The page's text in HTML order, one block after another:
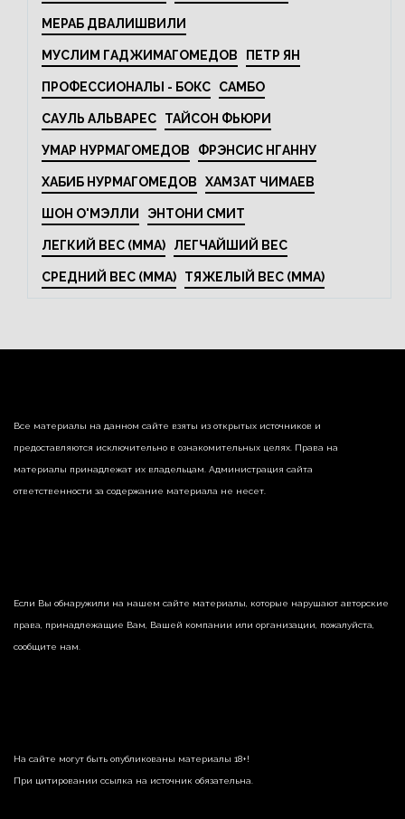
МЕРАБ ДВАЛИШВИЛИ
МУСЛИМ ГАДЖИМАГОМЕДОВ ПЕТР ЯН
ПРОФЕССИОНАЛЫ - БОКС САМБО
САУЛЬ АЛЬВАРЕС ТАЙСОН ФЬЮРИ
УМАР НУРМАГОМЕДОВ ФРЭНСИС НГАННУ
ХАБИБ НУРМАГОМЕДОВ ХАМЗАТ ЧИМАЕВ
ШОН О'МЭЛЛИ ЭНТОНИ СМИТ
ЛЕГКИЙ ВЕС (MMA) ЛЕГЧАЙШИЙ ВЕС
СРЕДНИЙ ВЕС (MMA) ТЯЖЕЛЫЙ ВЕС (MMA)
Все материалы на данном сайте взяты из открытых источников и
предоставляются исключительно в ознакомительных целях. Права на
материалы принадлежат их владельцам. Администрация сайта
ответственности за содержание материала не несет.
Если Вы обнаружили на нашем сайте материалы, которые нарушают авторские
права, принадлежащие Вам, Вашей компании или организации, пожалуйста,
сообщите нам.
На сайте могут быть опубликованы материалы 18+!
При цитировании ссылка на источник обязательна.